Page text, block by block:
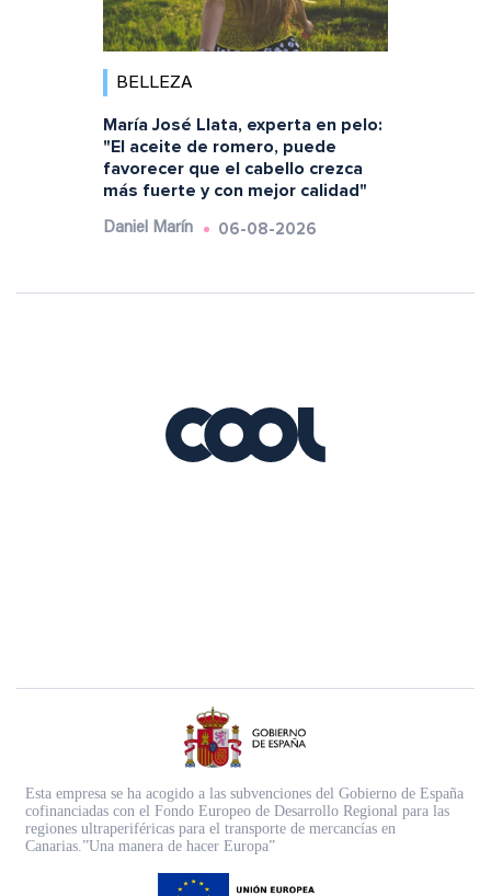
BELLEZA
María José Llata, experta en pelo:
"El aceite de romero, puede
favorecer que el cabello crezca
más fuerte y con mejor calidad"
Daniel Marín 06-08-2026
Esta empresa se ha acogido a las subvenciones del Gobierno de España
cofinanciadas con el Fondo Europeo de Desarrollo Regional para las
regiones ultraperiféricas para el transporte de mercancías en
Canarias.”Una manera de hacer Europa”